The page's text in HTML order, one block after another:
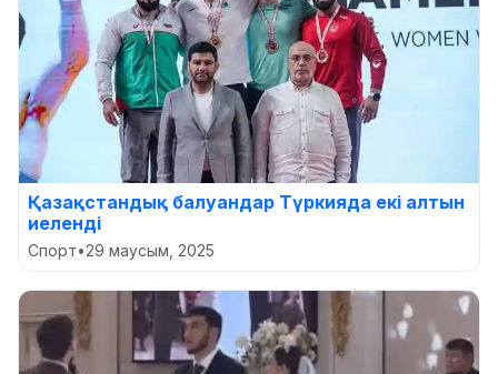
Қазақстандық балуандар Түркияда екі алтын
иеленді
Спорт•29 маусым, 2025